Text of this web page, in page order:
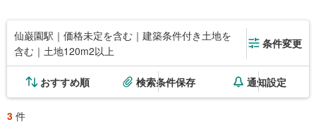
仙巌園駅｜価格未定を含む｜建築条件付き土地を
含む｜土地120m2以上
条件変更
おすすめ順 検索条件保存 通知設定
3 件